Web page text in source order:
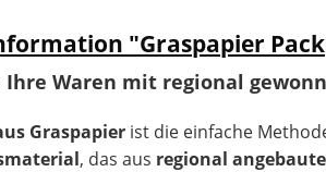
"Graspapier
Ihre Waren mit regional
Graspapier ist die einfache
, das aus regional